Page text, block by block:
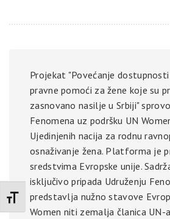
Promenite veličinu slova
Projekat "Povećanje
pravne pomoći za žene koje su
zasnovano nasilje u Srbiji"
Fenomena uz podršku UN
Ujedinjenih nacija za rodnu
osnaživanje žena. Platforma je
sredstvima Evropske unije.
isključivo pripada Udruženju
predstavlja nužno stavove
Women niti zemalja članica UN-